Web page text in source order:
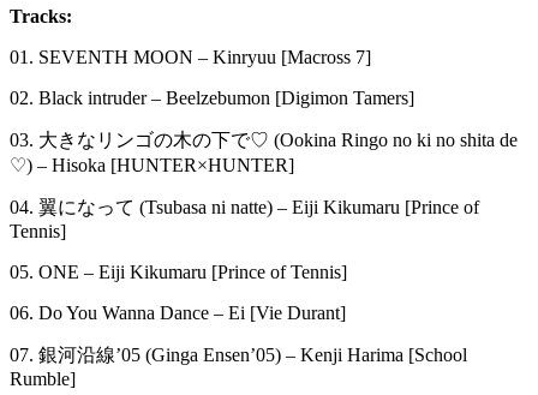
Tracks:
01. SEVENTH MOON – Kinryuu [Macross 7]
02. Black intruder – Beelzebumon [Digimon Tamers]
03. 大きなリンゴの木の下で♡ (Ookina Ringo no ki no shita de
♡) – Hisoka [HUNTER×HUNTER]
04. 翼になって (Tsubasa ni natte) – Eiji Kikumaru [Prince of
Tennis]
05. ONE – Eiji Kikumaru [Prince of Tennis]
06. Do You Wanna Dance – Ei [Vie Durant]
07. 銀河沿線’05 (Ginga Ensen’05) – Kenji Harima [School
Rumble]